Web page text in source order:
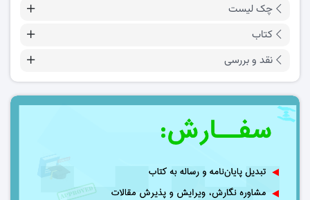
چک لیست
کتاب
نقد و بررسی